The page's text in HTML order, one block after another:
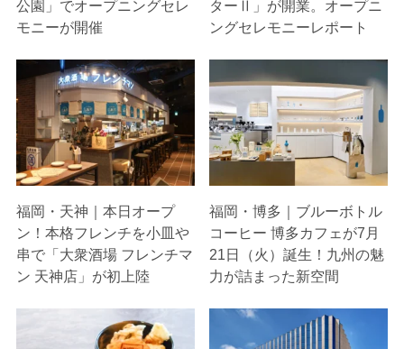
公園」でオープニングセレ
モニーが開催
ターⅡ」が開業。オープニ
ングセレモニーレポート
福岡・天神｜本日オープ
ン！本格フレンチを小皿や
串で「大衆酒場 フレンチマ
ン 天神店」が初上陸
福岡・博多｜ブルーボトル
コーヒー 博多カフェが7月
21日（火）誕生！九州の魅
力が詰まった新空間